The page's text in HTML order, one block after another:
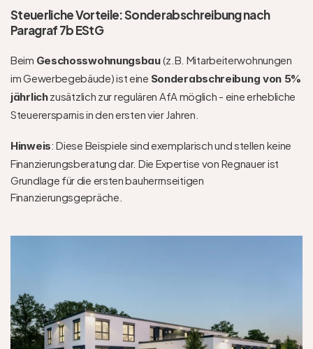
Steuerliche Vorteile: Sonderabschreibung nach
Paragraf 7b EStG
Beim Geschosswohnungsbau (z.B. Mitarbeiterwohnungen
im Gewerbegebäude) ist eine Sonderabschreibung von 5%
jährlich zusätzlich zur regulären AfA möglich - eine erhebliche
Steuerersparnis in den ersten vier Jahren.
Hinweis: Diese Beispiele sind exemplarisch und stellen keine
Finanzierungsberatung dar. Die Expertise von Regnauer ist
Grundlage für die ersten bauherrnseitigen
Finanzierungsgepräche.